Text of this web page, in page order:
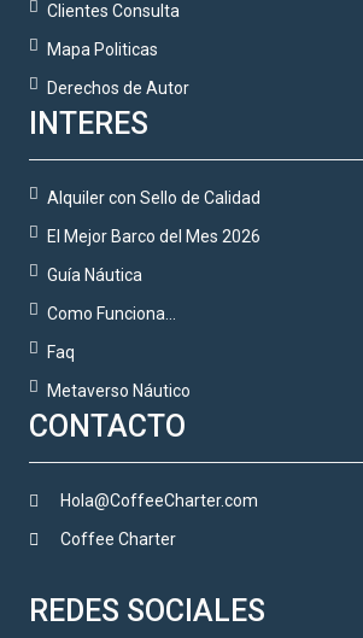
Clientes Consulta
Mapa Politicas
Derechos de Autor
INTERES
Alquiler con Sello de Calidad
El Mejor Barco del Mes 2026
Guía Náutica
Como Funciona…
Faq
Metaverso Náutico
CONTACTO
Hola@CoffeeCharter.com
Coffee Charter
REDES SOCIALES